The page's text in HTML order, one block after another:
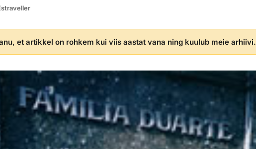
et artikkel on rohkem kui viis aastat vana ning kuulub meie arhiivi.